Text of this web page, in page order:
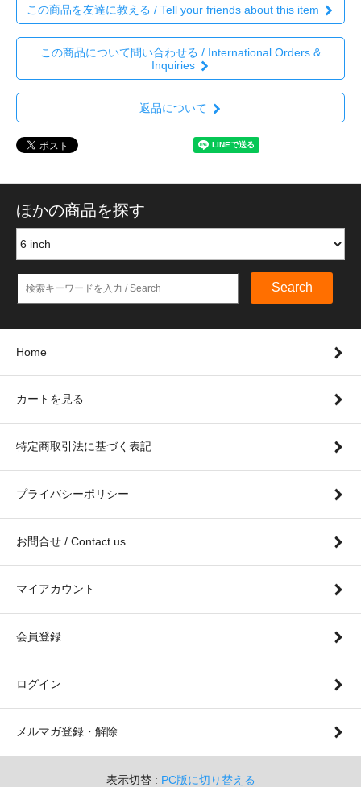
この商品を友達に教える / Tell your friends about this item
この商品について問い合わせる / International Orders &
Inquiries
返品について
ほかの商品を探す
Search
Home
カートを見る
特定商取引法に基づく表記
プライバシーポリシー
お問合せ / Contact us
マイアカウント
会員登録
ログイン
メルマガ登録・解除
表示切替 : PC版に切り替える